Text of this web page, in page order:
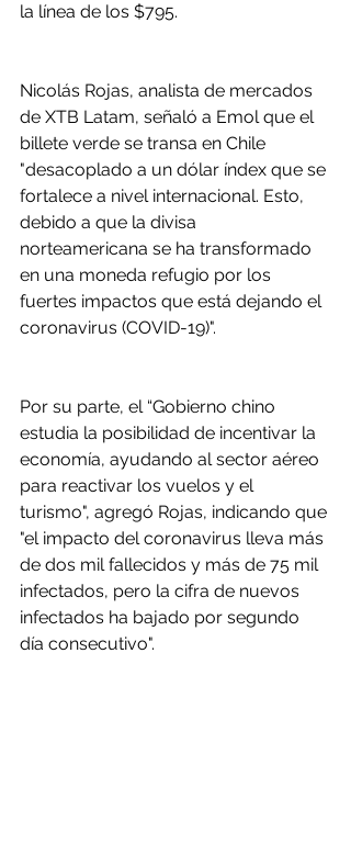
la línea de los $795.
Nicolás Rojas, analista de mercados
de XTB Latam, señaló a Emol que el
billete verde se transa en Chile
"desacoplado a un dólar índex que se
fortalece a nivel internacional. Esto,
debido a que la divisa
norteamericana se ha transformado
en una moneda refugio por los
fuertes impactos que está dejando el
coronavirus (COVID-19)".
Por su parte, el “Gobierno chino
estudia la posibilidad de incentivar la
economía, ayudando al sector aéreo
para reactivar los vuelos y el
turismo", agregó Rojas, indicando que
"el impacto del coronavirus lleva más
de dos mil fallecidos y más de 75 mil
infectados, pero la cifra de nuevos
infectados ha bajado por segundo
día consecutivo".